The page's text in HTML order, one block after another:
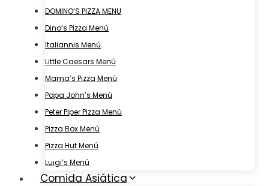
DOMINO’S PIZZA MENU
Dino’s Pizza Menú
Italiannis Menú
Little Caesars Menú
Mama’s Pizza Menú
Papa John’s Menú
Peter Piper Pizza Menú
Pizza Box Menú
Pizza Hut Menú
Luigi’s Menú
Comida Asiática